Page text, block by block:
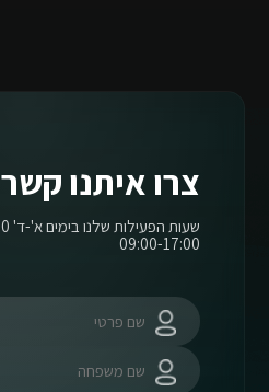
צרו איתנו קשר
09:00-17:00